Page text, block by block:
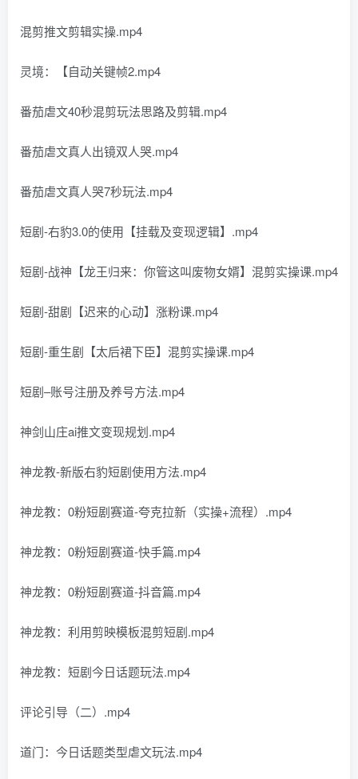
混剪推文剪辑实操.mp4
灵境：【自动关键帧2.mp4
番茄虐文40秒混剪玩法思路及剪辑.mp4
番茄虐文真人出镜双人哭.mp4
番茄虐文真人哭7秒玩法.mp4
短剧-右豹3.0的使用【挂载及变现逻辑】.mp4
短剧-战神【龙王归来：你管这叫废物女婿】混剪实操课.mp4
短剧-甜剧【迟来的心动】涨粉课.mp4
短剧-重生剧【太后裙下臣】混剪实操课.mp4
短剧–账号注册及养号方法.mp4
神剑山庄ai推文变现规划.mp4
神龙教-新版右豹短剧使用方法.mp4
神龙教：0粉短剧赛道-夸克拉新（实操+流程）.mp4
神龙教：0粉短剧赛道-快手篇.mp4
神龙教：0粉短剧赛道-抖音篇.mp4
神龙教：利用剪映模板混剪短剧.mp4
神龙教：短剧今日话题玩法.mp4
评论引导（二）.mp4
道门：今日话题类型虐文玩法.mp4